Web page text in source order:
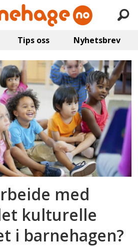
Tips oss Nyhetsbrev
med
kulturelle
i barnehagen?